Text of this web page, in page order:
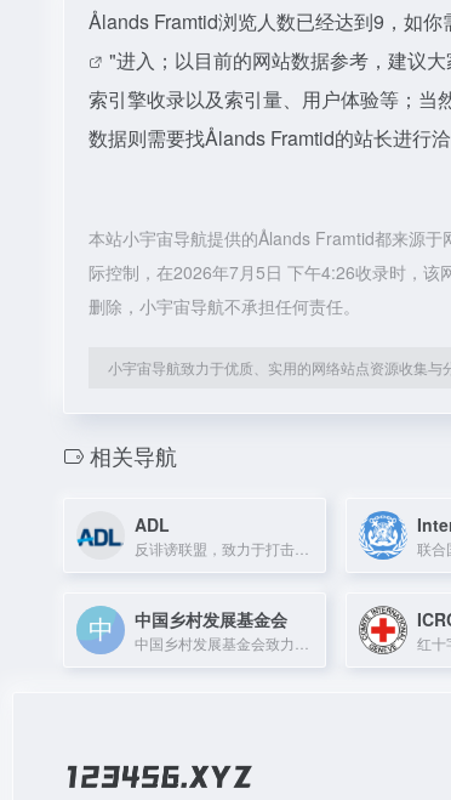
Ålands Framtid浏览人数已经达到9，如
"进入；以目前的网站数据参考，建议
索引擎收录以及索引量、用户体验等；当
数据则需要找Ålands Framtid的站长进行
本站小宇宙导航提供的Ålands Framtid都来源
际控制，在2026年7月5日 下午4:26收录时，
删除，小宇宙导航不承担任何责任。
小宇宙导航致力于优质、实用的网络站点资源收集与
相关导航
ADL
中国乡村发展基金会